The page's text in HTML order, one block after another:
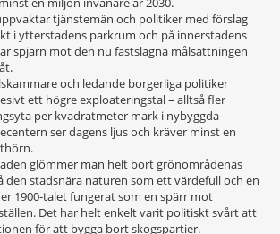
tjänstemän och politiker med förslag
i ytterstadens parkrum och på innerstadens
spjärn mot den nu fastslagna målsättningen
och ledande borgerliga politiker
ett högre exploateringstal – alltså fler
per kvadratmeter mark i nybyggda
ser dagens ljus och kräver minst en
glömmer man helt bort grönområdenas
den stadsnära naturen som ett värdefull och en
1900-talet fungerat som en spärr mot
Det har helt enkelt varit politiskt svårt att
för att bygga bort skogspartier.